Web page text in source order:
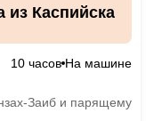
из Каспийска
10 часов На машине
Заиб и парящему